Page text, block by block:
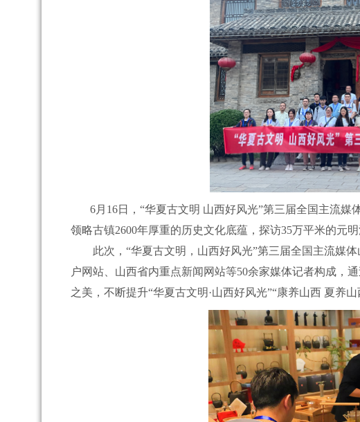
6月16日，“华夏古文明 山西好风光”第三届全国主流媒
领略古镇2600年厚重的历史文化底蕴，探访35万平米的元
此次，“华夏古文明，山西好风光”第三届全国主流媒体
户网站、山西省内重点新闻网站等50余家媒体记者构成，
之美，不断提升“华夏古文明·山西好风光”“康养山西 夏养